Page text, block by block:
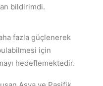
bildirimdi.
fazla güçlenerek
için
hedeflemektedir.